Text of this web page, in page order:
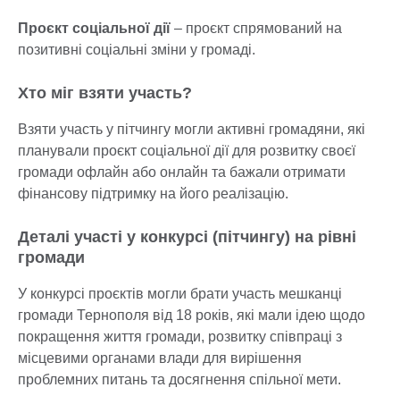
Проєкт соціальної дії – проєкт спрямований на
позитивні соціальні зміни у громаді.
Хто міг взяти участь?
Взяти участь у пітчингу могли активні громадяни, які
планували проєкт соціальної дії для розвитку своєї
громади офлайн або онлайн та бажали отримати
фінансову підтримку на його реалізацію.
Деталі участі у конкурсі (пітчингу) на рівні
громади
У конкурсі проєктів могли брати участь мешканці
громади Тернополя від 18 років, які мали ідею щодо
покращення життя громади, розвитку співпраці з
місцевими органами влади для вирішення
проблемних питань та досягнення спільної мети.